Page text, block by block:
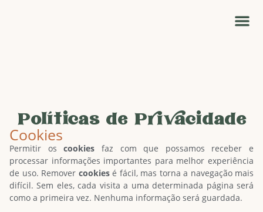
Políticas de Privacidade
Cookies
Permitir oscookies faz com que possamos receber e
processar informações importantes para melhor experiência
de uso. Remover cookiesé fácil, mas torna a navegação mais
difícil. Sem eles, cada visita a uma determinada página será
como a primeira vez. Nenhuma informação será guardada.